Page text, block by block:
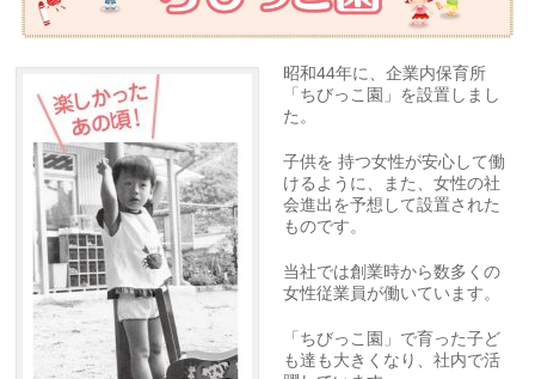
昭和44年に、企業内保育所
「ちびっこ園」を設置しまし
た。
子供を 持つ女性が安心して働
けるように、また、女性の社
会進出を予想して設置された
ものです。
当社では創業時から数多くの
女性従業員が働いています。
「ちびっこ園」で育った子ど
も達も大きくなり、社内で活